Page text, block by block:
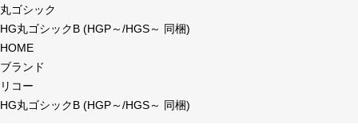
年間ライセンス商品
商品名
丸ゴシック
HG丸ゴシックB (HGP～/HGS～ 同梱)
HOME
ブランド
リコー
HG丸ゴシックB (HGP～/HGS～ 同梱)